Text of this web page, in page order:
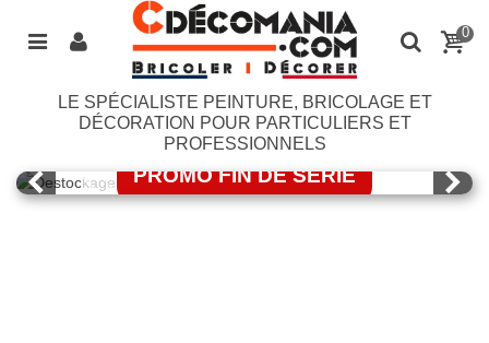
0
LE SPÉCIALISTE PEINTURE, BRICOLAGE ET
DÉCORATION POUR PARTICULIERS ET
PROFESSIONNELS
LASURE BONDEX
PROMO FIN DE SERIE